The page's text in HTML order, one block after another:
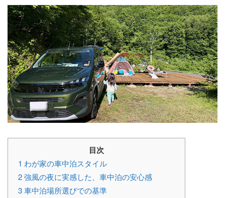
目次
1 わが家の車中泊スタイル
2強風の夜に実感した、車中泊の安心感
3車中泊場所選びでの基準